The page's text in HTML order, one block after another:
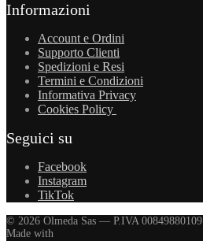
Informazioni
Account e Ordini
Supporto Clienti
Spedizioni e Resi
Termini e Condizioni
Informativa Privacy
Cookies Policy
Seguici su
Facebook
Instagram
TikTok
© 2026 Olmeda Sas — P.IVA 00849880109
Made with